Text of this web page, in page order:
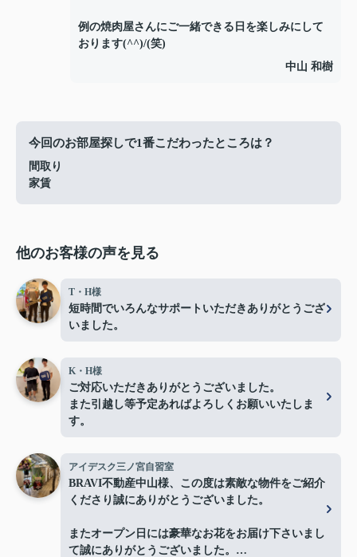
例の焼肉屋さんにご一緒できる日を楽しみにして
おります(^^)/(笑)
中山 和樹
今回のお部屋探しで1番こだわったところは？
間取り
家賃
他のお客様の声を見る
T・H様
短時間でいろんなサポートいただきありがとうござ
いました。
K・H様
ご対応いただきありがとうございました。
また引越し等予定あればよろしくお願いいたしま
す。
アイデスク三ノ宮自習室
BRAVI不動産中山様、この度は素敵な物件をご紹介
くださり誠にありがとうございました。
またオープン日には豪華なお花をお届け下さいまし
て誠にありがとうございました。